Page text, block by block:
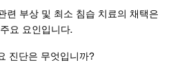
련 부상 및 최소 침습 치료의 채택은
요 요인입니다.
진단은 무엇입니까?